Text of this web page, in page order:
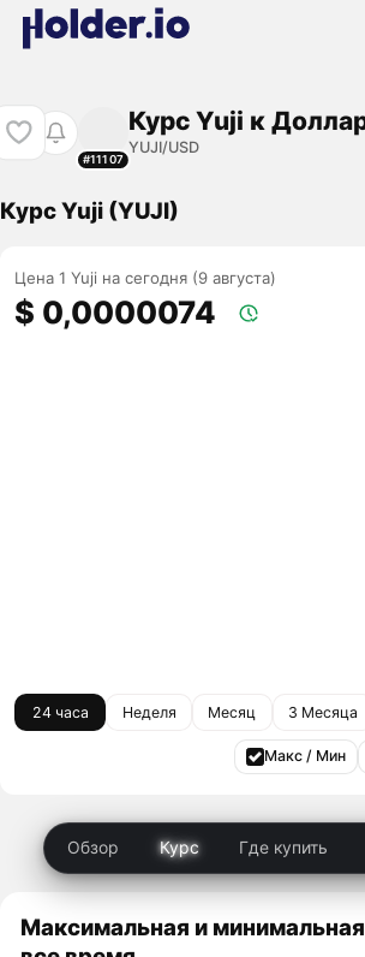
#11107
Курс Yuji к
YUJI/USD
Курс Yuji (YUJI)
Цена 1 Yuji на сегодня (9 августа)
$ 0,0000074
24 часа Неделя Месяц 3 Месяца
Макс / Мин
Обзор Курс Где купить
Максимальная и минимальная